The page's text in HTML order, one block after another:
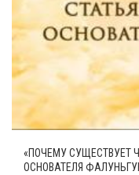
«ПОЧЕМУ СУЩЕСТВУЕТ
ОСНОВАТЕЛЯ